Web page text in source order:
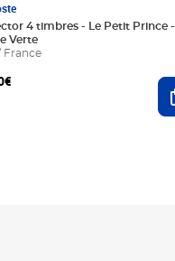
4 timbres - Le Petit Prince -
Verte
France